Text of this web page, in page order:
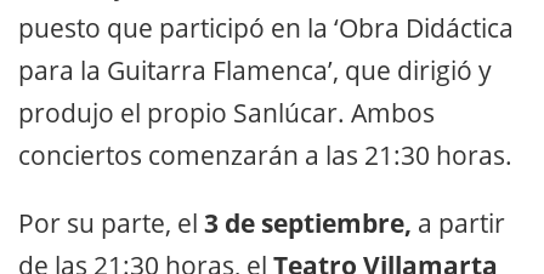
puesto que participó en la ‘Obra Didáctica
para la Guitarra Flamenca’, que dirigió y
produjo el propio Sanlúcar. Ambos
conciertos comenzarán a las 21:30 horas.
Por su parte, el 3 de septiembre, a partir
de las 21:30 horas, el Teatro Villamarta